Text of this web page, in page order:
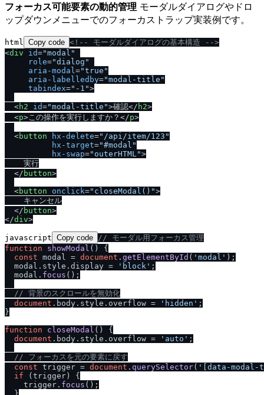
フォーカス可能要素の動的管理 モーダルダイアログやドロ
ップダウンメニューでのフォーカストラップ実装例です。
html Copy code <!-- モーダルダイアログの基本構造 -->
<div id="modal"
role="dialog"
aria-modal="true"
aria-labelledby="modal-title"
tabindex="-1">
<h2 id="modal-title">確認</ h2>
<p>この操作を実行しますか？ </p>
<button hx-delete="/api/item/123"
hx-target="#modal"
hx-swap="outerHTML">
    実行
</ button>
<button onclick="closeModal()">
    キャンセル
</ button>
</div>
javascript Copy code // モーダル用フォーカス管理
function
showModal ( ) {
const modal = document . getElementById ( 'modal' );
  modal.
style . display = 'block' ;
  modal.
focus ();
// 背景のスクロールを無効化
document . body . style . overflow = 'hidden' ;
}
function
closeModal ( ) {
document . body . style . overflow = 'auto' ;
// フォーカスを元の要素に戻す
const trigger = document . querySelector( '[data-
if (trigger) {
    trigger.
focus ();